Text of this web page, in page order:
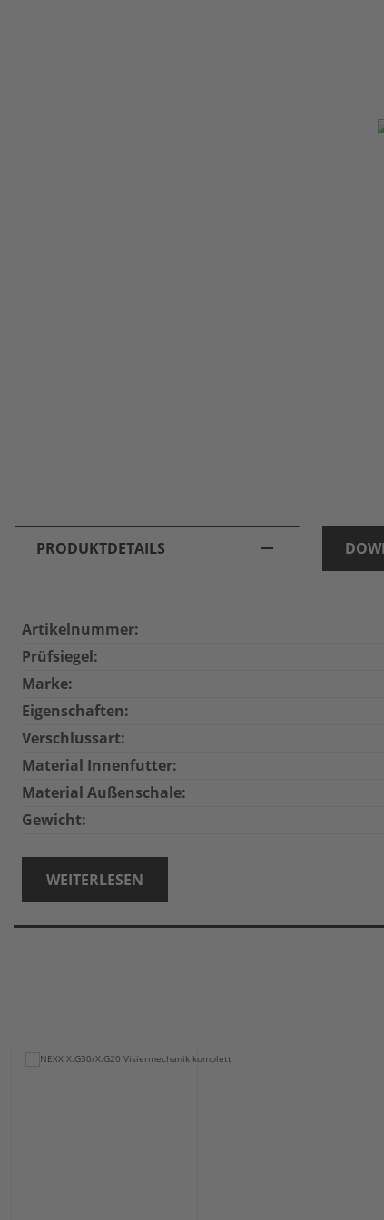
PRODUKTDETAILS
Artikelnummer:
Prüfsiegel:
Marke:
Eigenschaften:
Verschlussart:
Material Innenfutter:
Material Außenschale:
Gewicht:
WEITERLESEN